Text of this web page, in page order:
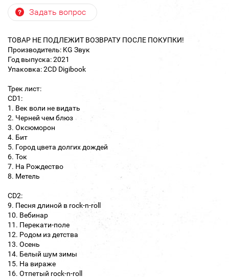
Задать вопрос
ТОВАР НЕ ПОДЛЕЖИТ ВОЗВРАТУ ПОСЛЕ ПОКУПКИ!
Производитель: KG Звук
Год выпуска: 2021
Упаковка: 2CD Digibook
Трек лист:
CD1:
1. Век воли не видать
2. Черней чем блюз
3. Оксюморон
4. Бит
5. Город цвета долгих дождей
6. Ток
7. На Рождество
8. Метель
CD2:
9. Песня длиной в rock-n-roll
10. Вебинар
11. Перекати-поле
12. Родом из детства
13. Осень
14. Белый шум зимы
15. На вираже
16. Отпетый rock-n-roll